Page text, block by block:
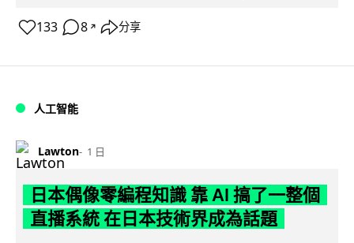
133 8 ↗ 分享
人工智能
Lawton 1 日
日本偶像零編程知識 靠 AI 搞了一整個
直播系統 在日本技術界成為話題